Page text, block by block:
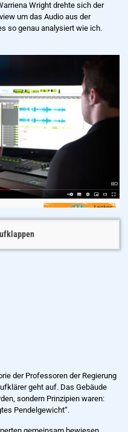
Wright drehte sich der
um das Audio aus der
so genau analysiert wie ich.
der Professoren der Regierung
geht auf. Das Gebäude
sondern Prinzipien waren:
Pendelgewicht“.